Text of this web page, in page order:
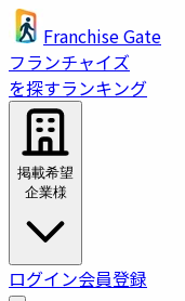
Franchise Gate
フランチャイズ
を探すランキング
掲載希望
企業様
ログイン会員登録